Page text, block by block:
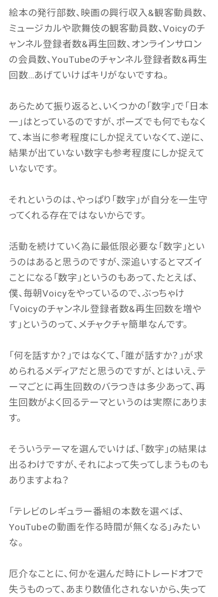
絵本の発行部数、映画の興行収入&観客動員数、
ミュージカルや歌舞伎の観客動員数、Voicyのチ
ャンネル登録者数&再生回数、オンラインサロン
の会員数、YouTubeのチャンネル登録者数&再生
回数…あげていけばキリがないですね。
あらためて振り返ると、いくつかの「数字」で「日本
一」はとっているのですが、ポーズでも何でもなく
て、本当に参考程度にしか捉えていなくて、逆に、
結果が出ていない数字も参考程度にしか捉えて
いないです。
それというのは、やっぱり「数字」が自分を一生守
ってくれる存在ではないからです。
活動を続けていく為に最低限必要な「数字」とい
うのはあると思うのですが、深追いするとマズイ
ことになる「数字」というのもあって、たとえば、
僕、毎朝Voicyをやっているので、ぶっちゃけ
「Voicyのチャンネル登録者数&再生回数を増や
す」というのって、メチャクチャ簡単なんです。
「何を話すか？」ではなくて、「誰が話すか？」が求
められるメディアだと思うのですが、とはいえ、テ
ーマごとに再生回数のバラつきは多少あって、再
生回数がよく回るテーマというのは実際にありま
す。
そういうテーマを選んでいけば、「数字」の結果は
出るわけですが、それによって失ってしまうものも
ありますよね？
「テレビのレギュラー番組の本数を選べば、
YouTubeの動画を作る時間が無くなる」みたい
な。
厄介なことに、何かを選んだ時にトレードオフで
失うものって、あまり数値化されないから、失って